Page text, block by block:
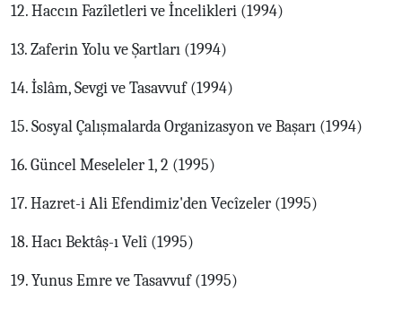
12. Haccın Fazîletleri ve İncelikleri (1994)
13. Zaferin Yolu ve Şartları (1994)
14. İslâm, Sevgi ve Tasavvuf (1994)
15. Sosyal Çalışmalarda Organizasyon ve Başarı (1994)
16. Güncel Meseleler 1, 2 (1995)
17. Hazret-i Ali Efendimiz'den Vecîzeler (1995)
18. Hacı Bektâş-ı Velî (1995)
19. Yunus Emre ve Tasavvuf (1995)